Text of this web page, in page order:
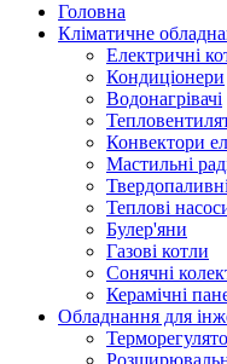
Головна
Кліматичне
Електричні
Кондиціонери
Водонагрівачі
Конвектори
Мастильні
Теплові
Булер'яни
Газові котли
Сонячні
Керамічні
Обладнання для